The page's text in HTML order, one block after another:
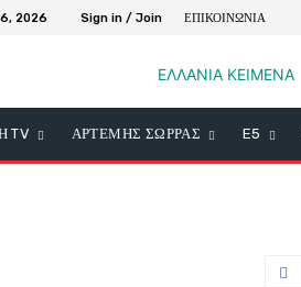
2026 Sign in / Join ΕΠΙΚΟΙΝΩΝΙΑ
TV ΑΡΤΕΜΗΣ ΣΩΡΡΑΣ E5